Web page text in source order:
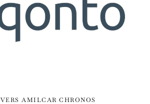
AMILCAR CHRONOS